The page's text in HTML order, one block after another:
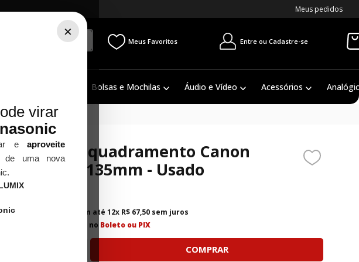
×
virar
eaproveite
de uma nova
Meus pedidos
Meus Favoritos Entre ou Cadastre-se
Bolsas e Mochilas Áudio e Vídeo Acessórios
CANON
Visor de enquadramento Canon
para RF 35-135mm - Usado
Referência
R$ Em até12x R$ 67,50 sem juros
à vista no Boleto ou PIX
COMPRAR